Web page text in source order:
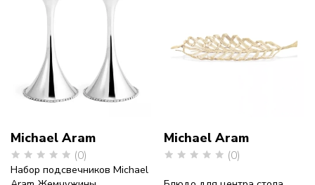
Michael Aram
(0)
Набор подсвечников Michael
Michael Aram
(0)